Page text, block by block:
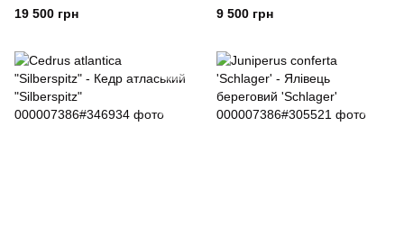
вічнозелена "Adpressa"
19 500 грн
9 500 грн